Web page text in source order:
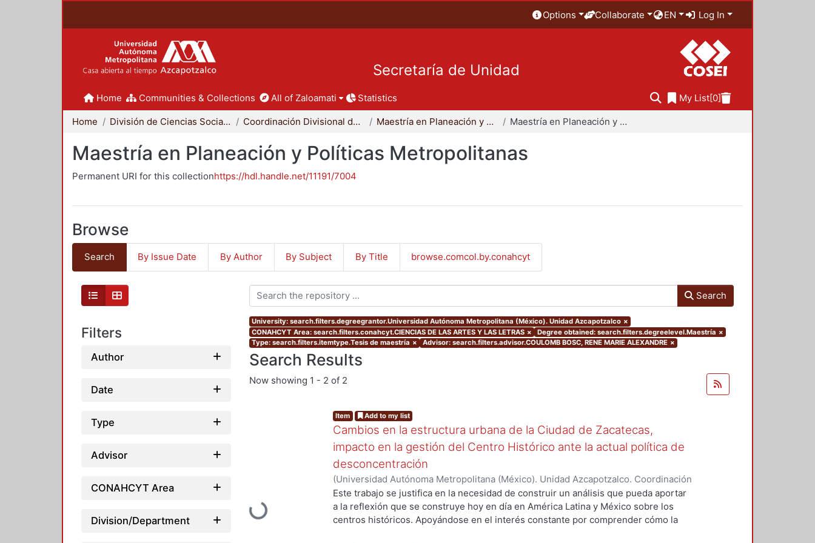
Options Collaborate EN Log In
Secretaría de Unidad
Home Communities & Collections All of Zaloamati Statistics My List[0]
Home División de Ciencias Sociales y Humanidades Coordinación Divisional de Posgrado Maestría en Planeación y Políticas Metropolitanas Maestría en Planeación y Políticas Metropolitanas
Maestría en Planeación y Políticas Metropolitanas
Permanent URI for this collectionhttps://hdl.handle.net/11191/7004
Browse
Search By Issue Date By Author By Subject By Title browse.comcol.by.conahcyt
Filters
Author
Date
Type
Advisor
CONAHCYT Area
Division/Department
Search
University: search.filters.degreegrantor.Universidad Autónoma Metropolitana (México). Unidad Azcapotzalco ×
CONAHCYT Area: search.filters.conahcyt.CIENCIAS DE LAS ARTES Y LAS LETRAS × Degree obtained: search.filters.degreelevel.Maestría ×
Type: search.filters.itemtype.Tesis de maestría × Advisor: search.filters.advisor.COULOMB BOSC, RENE MARIE ALEXANDRE ×
Search Results
Now showing 1 - 2 of 2
Loading...
Item Add to my list
Cambios en la estructura urbana de la Ciudad de Zacatecas,
impacto en la gestión del Centro Histórico ante la actual política de
desconcentración
(Universidad Autónoma Metropolitana (México). Unidad Azcapotzalco. Coordinación
de Servicios de Información.,2015-03) ZUÑIGA LOERA, OLGA LIDIA
Este trabajo se justifica en la necesidad de construir un análisis que pueda aportar
a la reflexión que se construye hoy en día en América Latina y México sobre los
centros históricos. Apoyándose en el interés constante por comprender cómo la